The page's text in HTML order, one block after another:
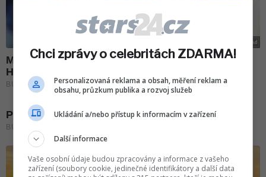
Chci zprávy o celebritách ZDARMA!
Personalizovaná reklama a obsah, měření reklam a
obsahu, průzkum publika a rozvoj služeb
Ukládání a/nebo přístup k informacím v zařízení
Další informace
Vaše osobní údaje budou zpracovány a informace z vašeho
zařízení (soubory cookie, jedinečné identifikátory a další data